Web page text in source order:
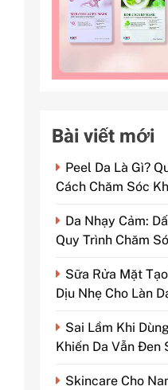
Bài viết mới
Peel Da Là Gì?
Cách Chăm Sóc
Da Nhạy Cảm:
Quy Trình Chăm
Sữa Rửa Mặt
Dịu Nhẹ Cho Làn
Sai Lầm Khi
Khiến Da Vẫn Đen
Skincare Cho